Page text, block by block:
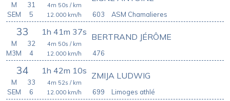
603
4m 50s / km
12.000 km/h
M
31
SEM
5 ASM Chamalieres
33 1h 41m 37s
476
BERTRAND JÉRÔME
4m 50s / km
12.000 km/h
M
32
M3M
4
34 1h 42m 10s
699
ZMIJA LUDWIG
4m 52s / km
12.000 km/h
M
33
SEM
6 Limoges athlé